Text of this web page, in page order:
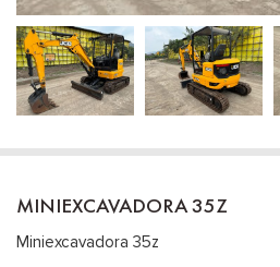
MINIEXCAVADORA 35Z
Miniexcavadora 35z